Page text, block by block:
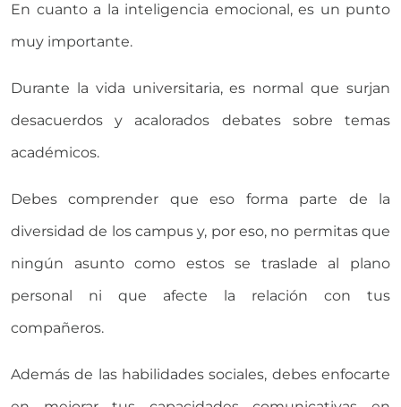
En cuanto a la inteligencia emocional, es un punto
muy importante.
Durante la vida universitaria, es normal que surjan
desacuerdos y acalorados debates sobre temas
académicos.
Debes comprender que eso forma parte de la
diversidad de los campus y, por eso, no permitas que
ningún asunto como estos se traslade al plano
personal ni que afecte la relación con tus
compañeros.
Además de las habilidades sociales, debes enfocarte